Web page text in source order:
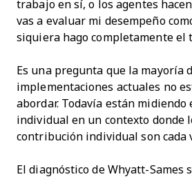
trabajo en sí, o los agentes
vas a evaluar mi desempeño
siquiera hago completamente el
Es una pregunta que la mayoría
implementaciones actuales no
abordar. Todavía están
individual en un contexto donde
contribución individual son cada
El diagnóstico de Whyatt-Sames